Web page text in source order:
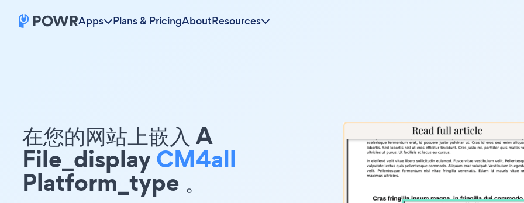
Apps Plans & PricingAboutResources
在您的网站上嵌入 A
File_displayCM4all
Platform_type 。